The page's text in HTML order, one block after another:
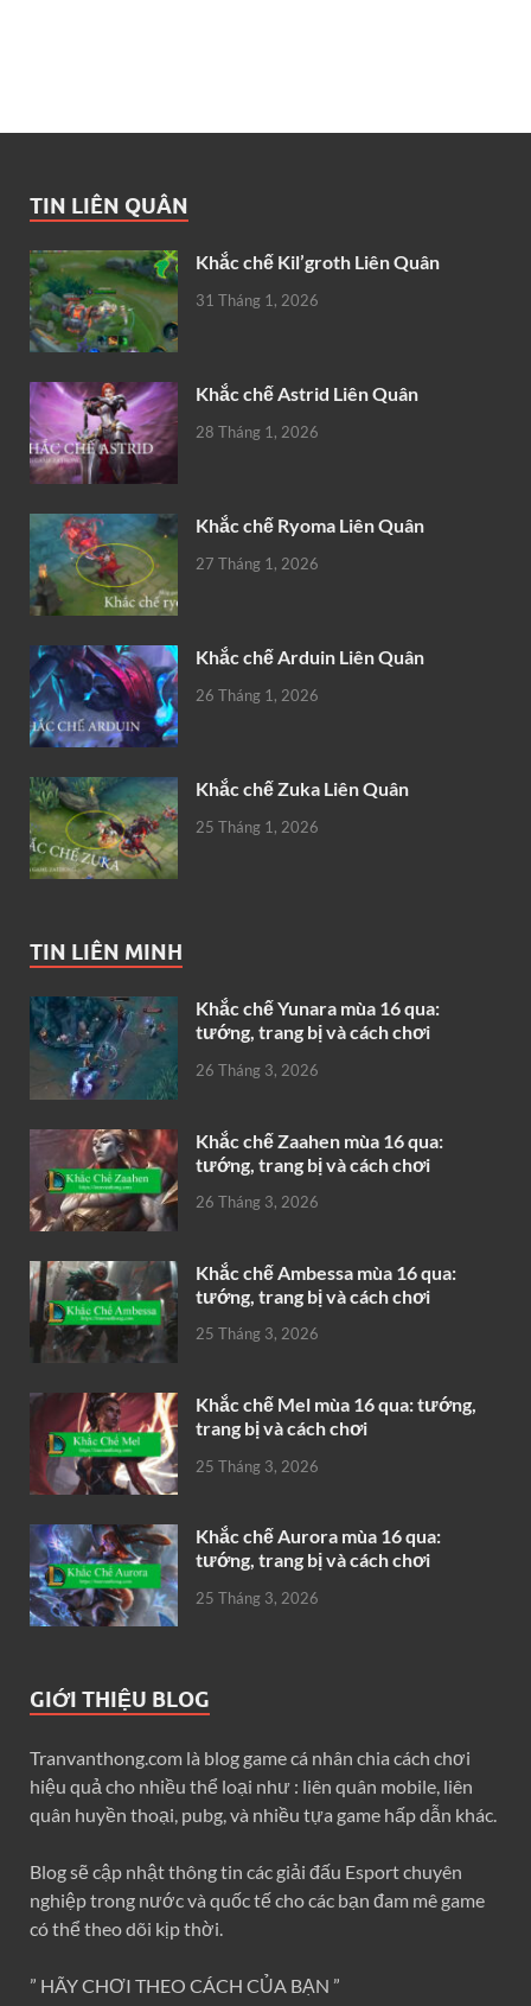
TIN LIÊN QUÂN
Khắc chế Kil’groth Liên Quân
31 Tháng 1, 2026
Khắc chế Astrid Liên Quân
28 Tháng 1, 2026
Khắc chế Ryoma Liên Quân
27 Tháng 1, 2026
Khắc chế Arduin Liên Quân
26 Tháng 1, 2026
Khắc chế Zuka Liên Quân
25 Tháng 1, 2026
TIN LIÊN MINH
Khắc chế Yunara mùa 16 qua:
tướng, trang bị và cách chơi
26 Tháng 3, 2026
Khắc chế Zaahen mùa 16 qua:
tướng, trang bị và cách chơi
26 Tháng 3, 2026
Khắc chế Ambessa mùa 16 qua:
tướng, trang bị và cách chơi
25 Tháng 3, 2026
Khắc chế Mel mùa 16 qua: tướng,
trang bị và cách chơi
25 Tháng 3, 2026
Khắc chế Aurora mùa 16 qua:
tướng, trang bị và cách chơi
25 Tháng 3, 2026
GIỚI THIỆU BLOG
Tranvanthong.com là blog game cá nhân chia cách chơi
hiệu quả cho nhiều thể loại như : liên quân mobile, liên
quân huyền thoại, pubg, và nhiều tựa game hấp dẫn khác.
Blog sẽ cập nhật thông tin các giải đấu Esport chuyên
nghiệp trong nước và quốc tế cho các bạn đam mê game
có thể theo dõi kịp thời.
” HÃY CHƠI THEO CÁCH CỦA BẠN ”